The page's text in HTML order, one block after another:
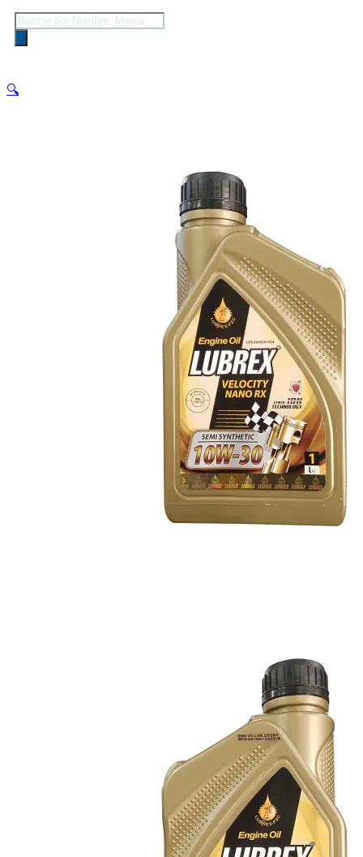
Búsqueda
de
productos
🔍